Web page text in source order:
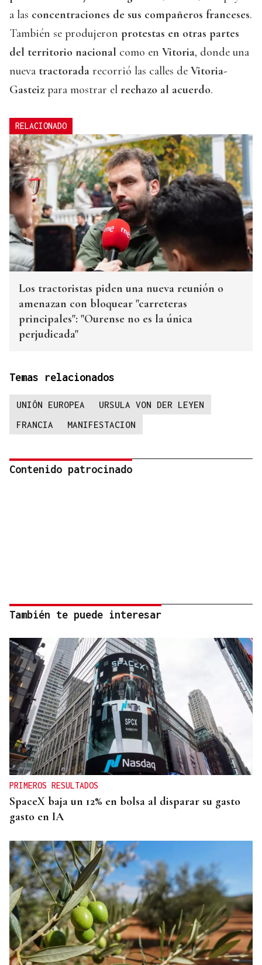
a las concentraciones de sus compañeros franceses.
También se produjeron protestas en otras partes
del territorio nacional como en Vitoria, donde una
nueva tractorada recorrió las calles de Vitoria-
Gasteiz para mostrar el rechazo al acuerdo.
RELACIONADO
Los tractoristas piden una nueva reunión o
amenazan con bloquear "carreteras
principales": "Ourense no es la única
perjudicada"
Temas relacionados
UNIÓN EUROPEA
URSULA VON DER LEYEN
FRANCIA
MANIFESTACION
Contenido patrocinado
También te puede interesar
PRIMEROS RESULTADOS
SpaceX baja un 12% en bolsa al disparar su gasto
gasto en IA